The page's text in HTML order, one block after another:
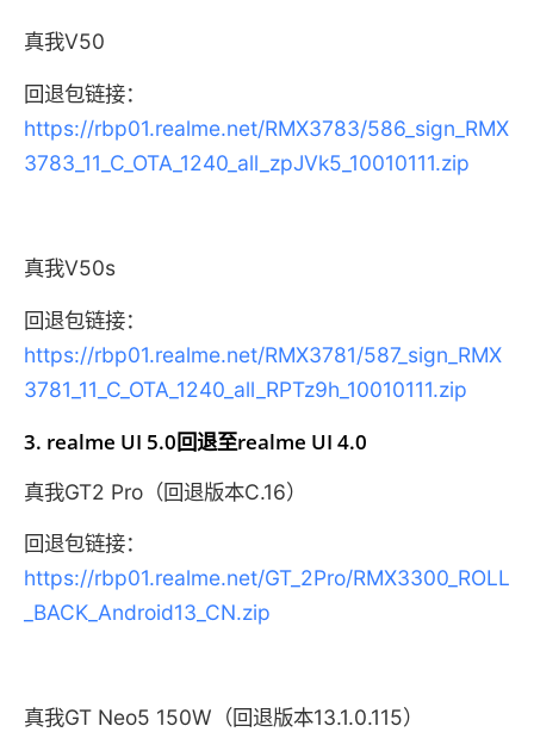
真我V50
回退包链接：
https://rbp01.realme.net/RMX3783/586_sign_RMX
3783_11_C_OTA_1240_all_zpJVk5_10010111.zip
真我V50s
回退包链接：
https://rbp01.realme.net/RMX3781/587_sign_RMX
3781_11_C_OTA_1240_all_RPTz9h_10010111.zip
3. realme UI 5.0回退至realme UI 4.0
真我GT2 Pro（回退版本C.16）
回退包链接：
https://rbp01.realme.net/GT_2Pro/RMX3300_ROLL
_BACK_Android13_CN.zip
真我GT Neo5 150W（回退版本13.1.0.115）